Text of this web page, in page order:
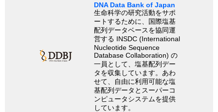
DNA Data Bank of Japan
生命科学の研究活動をサポ
ートするために、国際塩基
配列データベースを協同運
営する INSDC (International
Nucleotide Sequence
Database Collaboration) の
一員として、塩基配列デー
タを収集しています。あわ
せて、自由に利用可能な塩
基配列データとスーパーコ
ンピュータシステムを提供
しています。